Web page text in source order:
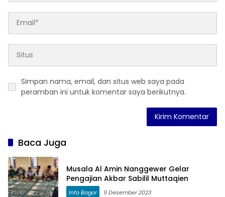
Simpan nama, email, dan situs web saya pada
peramban ini untuk komentar saya berikutnya.
Baca Juga
Musala Al Amin Nanggewer Gelar
Pengajian Akbar Sabilil Muttaqien
Info Bogor 9 Desember 2023